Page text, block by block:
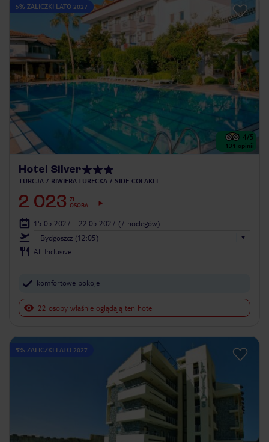
5% ZALICZKI LATO 2027
4/5
131 opinii
Hotel Silver
TURCJA RIWIERA TURECKA SIDE-COLAKLI
2 023 ZŁ
OSOBA
15.05.2027 - 22.05.2027 (7 noclegów)
Bydgoszcz (12:05)
All Inclusive
komfortowe pokoje
22 osoby właśnie oglądają ten hotel
5% ZALICZKI LATO 2027